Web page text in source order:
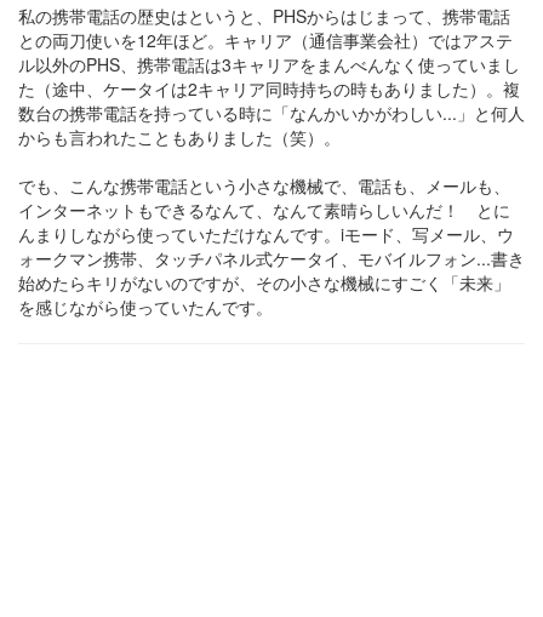
私の携帯電話の歴史はというと、PHSからはじまって、携帯電話
との両刀使いを12年ほど。キャリア（通信事業会社）ではアステ
ル以外のPHS、携帯電話は3キャリアをまんべんなく使っていまし
た（途中、ケータイは2キャリア同時持ちの時もありました）。複
数台の携帯電話を持っている時に「なんかいかがわしい...」と何人
からも言われたこともありました（笑）。
でも、こんな携帯電話という小さな機械で、電話も、メールも、
インターネットもできるなんて、なんて素晴らしいんだ！ とに
んまりしながら使っていただけなんです。iモード、写メール、ウ
ォークマン携帯、タッチパネル式ケータイ、モバイルフォン...書き
始めたらキリがないのですが、その小さな機械にすごく「未来」
を感じながら使っていたんです。